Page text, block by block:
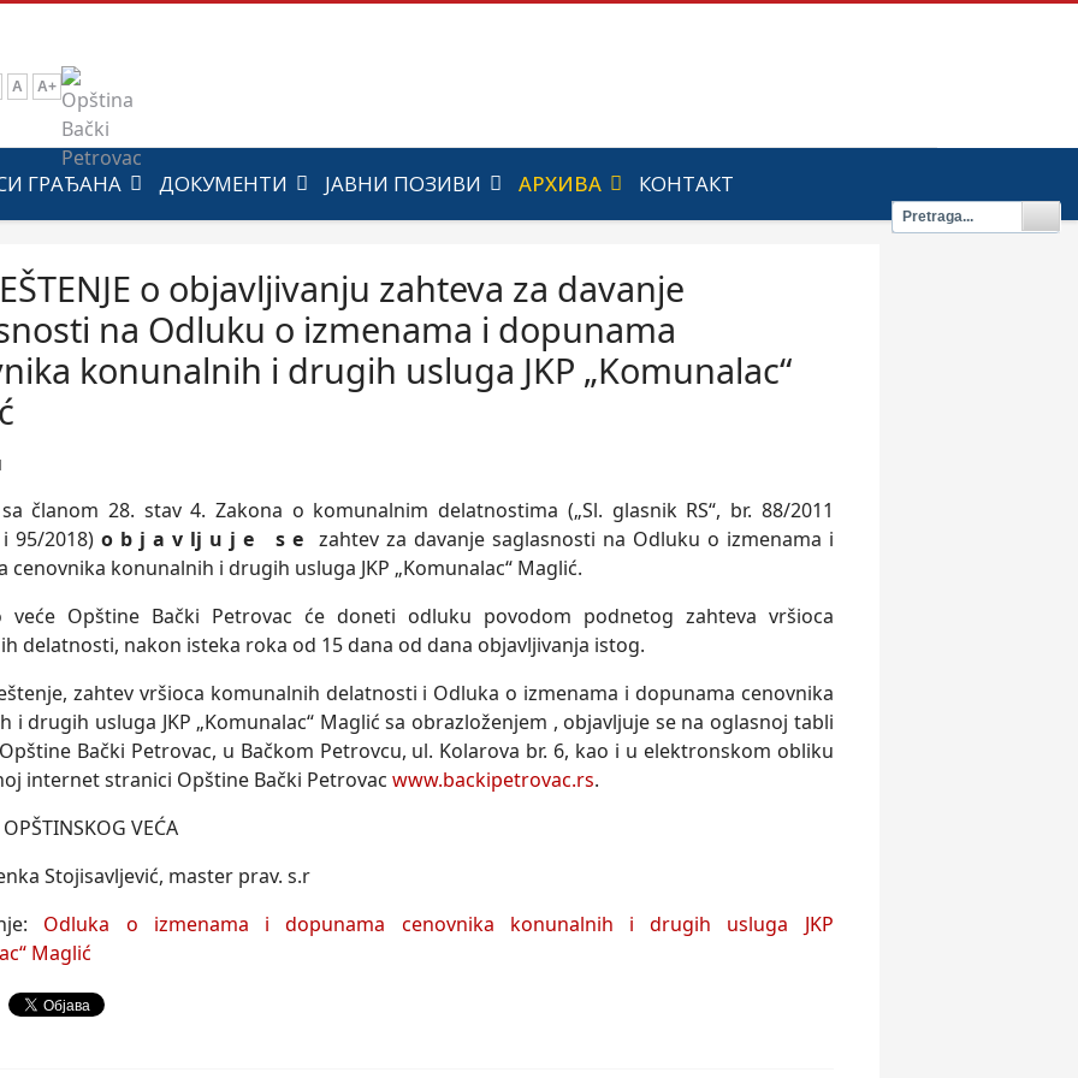
A A+
ГРАЂАНА ДОКУМЕНТИ ЈАВНИ ПОЗИВИ АРХИВА КОНТАКТ
o objavlјivanju zahteva za davanje
na Odluku o izmenama i dopunama
konunalnih i drugih usluga JKP „Komunalac“
članom 28. stav 4. Zakona o komunalnim delatnostima („Sl. glasnik RS“, br. 88/2011
i 95/2018)o b j a v lј u j e s e zahtev za davanje saglasnosti na Odluku o izmenama i
cenovnika konunalnih i drugih usluga JKP „Komunalac“ Maglić.
veće Opštine Bački Petrovac će doneti odluku povodom podnetog zahteva vršioca
delatnosti, nakon isteka roka od 15 dana od dana objavlјivanja istog.
zahtev vršioca komunalnih delatnosti i Odluka o izmenama i dopunama cenovnika
i drugih usluga JKP „Komunalac“ Maglić sa obrazloženjem , objavlјuje se na oglasnoj tabli
Bački Petrovac, u Bačkom Petrovcu, ul. Kolarova br. 6, kao i u elektronskom obliku
internet stranici Opštine Bački Petrovacwww.backipetrovac.rs.
OPŠTINSKOG VEĆA
Stojisavlјević, master prav. s.r
Odluka o izmenama i dopunama cenovnika konunalnih i drugih usluga JKP
Maglić